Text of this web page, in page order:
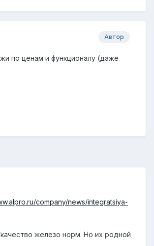
Автор
по ценам и функционалу (даже
company/news/integratsiya-
железо норм. Но их родной